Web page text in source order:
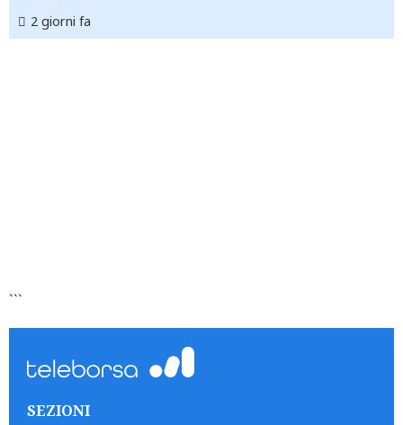
2 giorni fa
```
SEZIONI